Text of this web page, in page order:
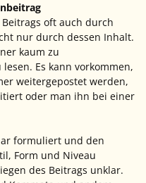
oft auch durch
nur durch dessen Inhalt.
kaum zu
Es kann vorkommen,
weitergepostet werden,
oder man ihn bei einer
formuliert und den
Form und Niveau
des Beitrags unklar.